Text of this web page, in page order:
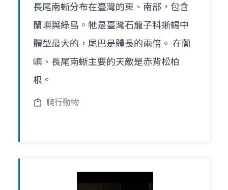
長尾南蜥分布在臺灣的東、南部，包含
蘭嶼與綠島。牠是臺灣石龍子科蜥蜴中
體型最大的，尾巴是體長的兩倍。 在蘭
嶼、長尾南蜥主要的天敵是赤背松柏
根。
爬行動物